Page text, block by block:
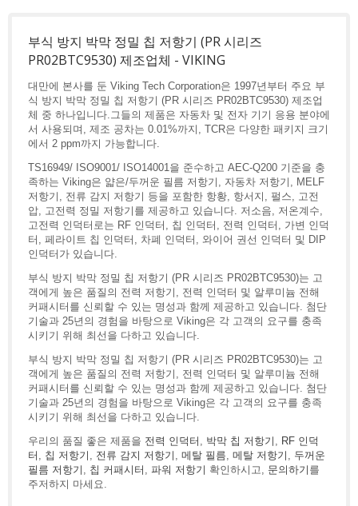
부식 방지 박막 정밀 칩 저항기 (PR 시리즈
PR02BTC9530) 제조업체 - VIKING
대만에 본사를 둔 Viking Tech Corporation은 1997년부터 주요 부
식 방지 박막 정밀 칩 저항기 (PR 시리즈 PR02BTC9530) 제조업
체 중 하나입니다.그들의 제품은 자동차 및 전자 기기 응용 분야에
서 사용되며, 제조 공차는 0.01%까지, TCR은 다양한 패키지 크기
에서 2 ppm까지 가능합니다.
TS16949/ ISO9001/ ISO14001을 준수하고 AEC-Q200 기준을 충
족하는 Viking은 얇은/두꺼운 필름 저항기, 자동차 저항기, MELF
저항기, 전류 감지 저항기 등을 포함한 항황, 항서지, 펄스, 고전
압, 고전력 정밀 저항기를 제공하고 있습니다. 저소음, 저온계수,
고전력 인덕터로는 RF 인덕터, 칩 인덕터, 전력 인덕터, 가변 인덕
터, 페라이트 칩 인덕터, 차폐 인덕터, 와이어 권선 인덕터 및 DIP
인덕터가 있습니다.
부식 방지 박막 정밀 칩 저항기 (PR 시리즈 PR02BTC9530)는 고
객에게 높은 품질의 전력 저항기, 전력 인덕터 및 알루미늄 전해
커패시터를 신뢰할 수 있는 명성과 함께 제공하고 있습니다. 첨단
기술과 25년의 경험을 바탕으로 Viking은 각 고객의 요구를 충족
시키기 위해 최선을 다하고 있습니다.
부식 방지 박막 정밀 칩 저항기 (PR 시리즈 PR02BTC9530)는 고
객에게 높은 품질의 전력 저항기, 전력 인덕터 및 알루미늄 전해
커패시터를 신뢰할 수 있는 명성과 함께 제공하고 있습니다. 첨단
기술과 25년의 경험을 바탕으로 Viking은 각 고객의 요구를 충족
시키기 위해 최선을 다하고 있습니다.
우리의 품질 좋은 제품을 전력 인덕터 박막 칩 저항기
RF 인덕
터
칩 저항기 전류 감지 저항기 메탈 필름 메탈 저항기
두꺼운
필름 저항기
칩 커패시터 파워 저항기 확인하시고, 문의하기 를
주저하지 마세요.